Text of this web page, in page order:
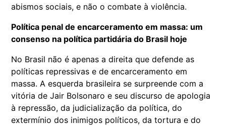
abismos sociais, e não o combate à violência.
Política penal de encarceramento em massa: um
consenso na política partidária do Brasil hoje
No Brasil não é apenas a direita que defende as
políticas repressivas e de encarceramento em
massa. A esquerda brasileira se surpreende com a
vitória de Jair Bolsonaro e seu discurso de apologia
à repressão, da judicialização da política, do
extermínio dos inimigos políticos, da tortura e do